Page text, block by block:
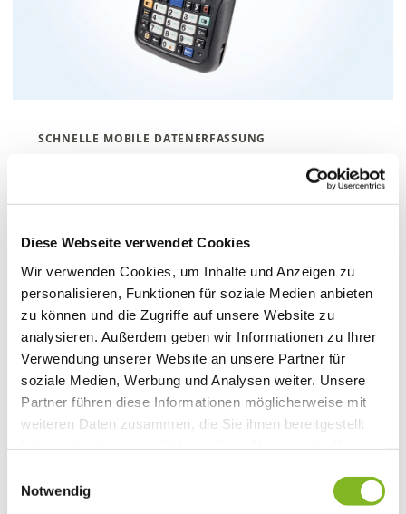
Diese Webseite verwendet Cookies
Wir verwenden Cookies, um Inhalte und Anzeigen zu
personalisieren, Funktionen für soziale Medien anbieten
zu können und die Zugriffe auf unsere Website zu
analysieren. Außerdem geben wir Informationen zu Ihrer
Verwendung unserer Website an unsere Partner für
soziale Medien, Werbung und Analysen weiter. Unsere
Partner führen diese Informationen möglicherweise mit
weiteren Daten zusammen, die Sie ihnen bereitgestellt
Notwendig
schnelle mobile datenerfassung
(MDE)